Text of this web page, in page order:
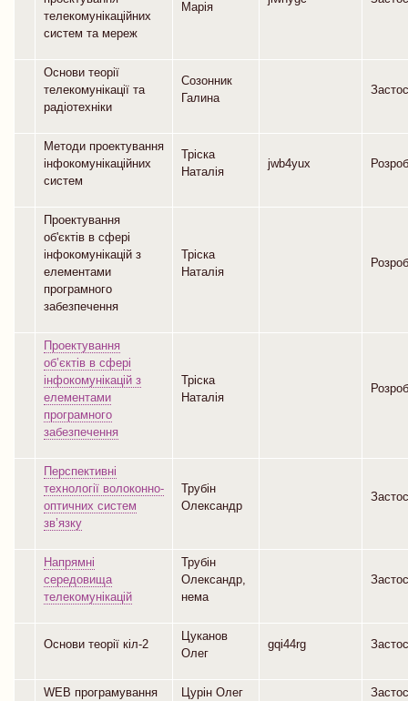
телекомунікаційних
систем та мереж
Марія
Основи теорії
телекомунікації та
радіотехніки
Созонник
Галина
Методи проектування
інфокомунікаційних
систем
Тріска
Наталія
jwb4yux
Проектування
об'єктів в сфері
інфокомунікацій з
елементами
програмного
забезпечення
Тріска
Наталія
Проектування
об’єктів в сфері
інфокомунікацій з
елементами
програмного
забезпечення
Тріска
Наталія
Перспективні
технології волоконно-
оптичних систем
зв’язку
Трубін
Олександр
Напрямні
середовища
телекомунікацій
Трубін
Олександр,
нема
Основи теорії кіл-2
Цуканов
Олег
gqi44rg
WEB програмування Цурін Олег